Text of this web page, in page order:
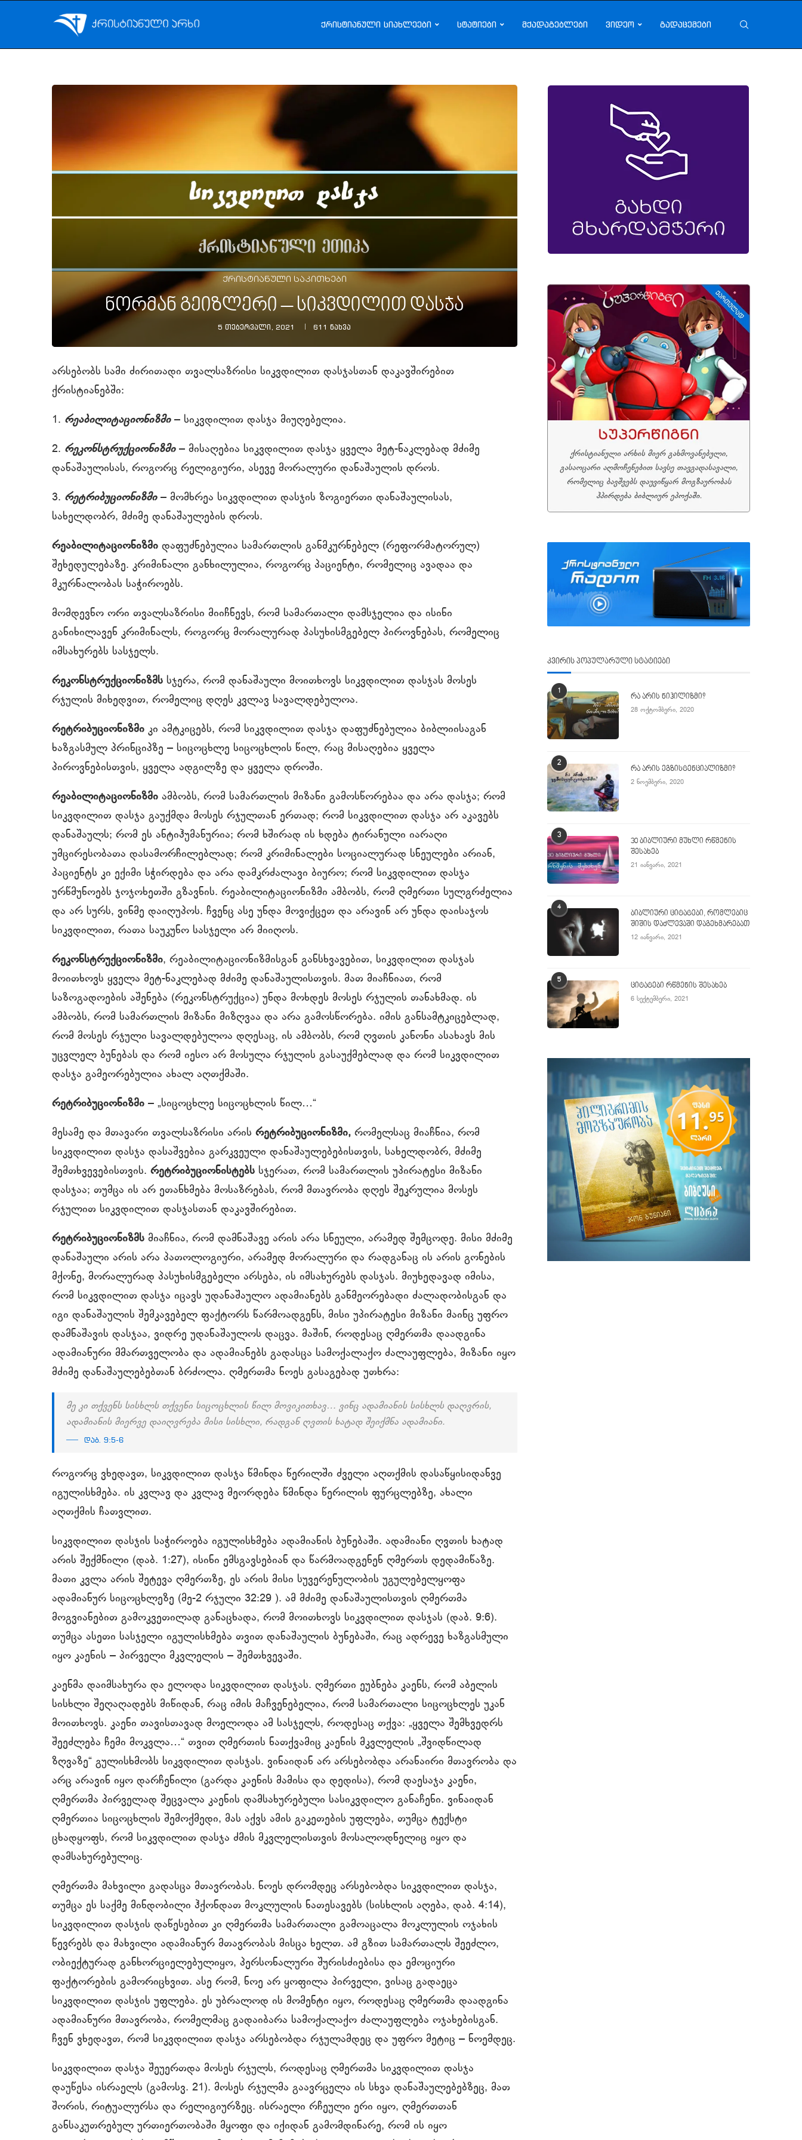
ქრისტიანული სიახლეები სტატიები მქადაგებლები ვიდეო გადაცემები
ქრისტიანული საკითხები
ნორმან გეიზლერი – სიკვდილით დასჯა
5 თებერვალი, 2021 611 ნახვა
არსებობს სამი ძირითადი თვალსაზრისი სიკვდილით დასჯასთან დაკავშირებით
ქრისტიანებში:
1. რეაბილიტაციონიზმი– სიკვდილით დასჯა მიუღებელია.
2. რეკონსტრუქციონიზმი– მისაღებია სიკვდილით დასჯა ყველა მეტ-ნაკლებად მძიმე
დანაშაულისას, როგორც რელიგიური, ასევე მორალური დანაშაულის დროს.
3. რეტრიბუციონიზმი – მომხრეა სიკვდილით დასჯის ზოგიერთი დანაშაულისას,
სახელდობრ, მძიმე დანაშაულების დროს.
რეაბილიტაციონიზმი დაფუძნებულია სამართლის განმკურნებელ (რეფორმატორულ)
შეხედულებაზე. კრიმინალი განხილულია, როგორც პაციენტი, რომელიც ავადაა და
მკურნალობას საჭიროებს.
მომდევნო ორი თვალსაზრისი მიიჩნევს, რომ სამართალი დამსჯელია და ისინი
განიხილავენ კრიმინალს, როგორც მორალურად პასუხისმგებელ პიროვნებას, რომელიც
იმსახურებს სასჯელს.
რეკონსტრუქციონიზმს სჯერა, რომ დანაშაული მოითხოვს სიკვდილით დასჯას მოსეს
რჯულის მიხედვით, რომელიც დღეს კვლავ სავალდებულოა.
რეტრიბუციონიზმი კი ამტკიცებს, რომ სიკვდილით დასჯა დაფუძნებულია ბიბლიისაგან
ხაზგასმულ პრინციპზე – სიცოცხლე სიცოცხლის წილ, რაც მისაღებია ყველა
პიროვნებისთვის, ყველა ადგილზე და ყველა დროში.
რეაბილიტაციონიზმი ამბობს, რომ სამართლის მიზანი გამოსწორებაა და არა დასჯა; რომ
სიკვდილით დასჯა გაუქმდა მოსეს რჯულთან ერთად; რომ სიკვდილით დასჯა არ აკავებს
დანაშაულს; რომ ეს ანტიჰუმანურია; რომ ხშირად ის ხდება ტირანული იარაღი
უმცირესობათა დასამორჩილებლად; რომ კრიმინალები სოციალურად სნეულები არიან,
პაციენტს კი ექიმი სჭირდება და არა დამკრძალავი ბიურო; რომ სიკვდილით დასჯა
ურწმუნოებს ჯოჯოხეთში გზავნის. რეაბილიტაციონიზმი ამბობს, რომ ღმერთი სულგრძელია
და არ სურს, ვინმე დაიღუპოს. ჩვენც ასე უნდა მოვიქცეთ და არავინ არ უნდა დაისაჯოს
სიკვდილით, რათა საუკუნო სასჯელი არ მიიღოს.
რეკონსტრუქციონიზმი, რეაბილიტაციონიზმისგან განსხვავებით, სიკვდილით დასჯას
მოითხოვს ყველა მეტ-ნაკლებად მძიმე დანაშაულისთვის. მათ მიაჩნიათ, რომ
საზოგადოების აშენება (რეკონსტრუქცია) უნდა მოხდეს მოსეს რჯულის თანახმად. ის
ამბობს, რომ სამართლის მიზანი მიზღვაა და არა გამოსწორება. იმის განსამტკიცებლად,
რომ მოსეს რჯული სავალდებულოა დღესაც, ის ამბობს, რომ ღვთის კანონი ასახავს მის
უცვლელ ბუნებას და რომ იესო არ მოსულა რჯულის გასაუქმებლად და რომ სიკვდილით
დასჯა გამეორებულია ახალ აღთქმაში.
რეტრიბუციონიზმი – „სიცოცხლე სიცოცხლის წილ…“
მესამე და მთავარი თვალსაზრისი არის რეტრიბუციონიზმი, რომელსაც მიაჩნია, რომ
სიკვდილით დასჯა დასაშვებია გარკვეული დანაშაულებებისთვის, სახელდობრ, მძიმე
შემთხვევებისთვის. რეტრიბუციონისტებს სჯერათ, რომ სამართლის უპირატესი მიზანი
დასჯაა; თუმცა ის არ ეთანხმება მოსაზრებას, რომ მთავრობა დღეს შეკრულია მოსეს
რჯულით სიკვდილით დასჯასთან დაკავშირებით.
რეტრიბუციონიზმს მიაჩნია, რომ დამნაშავე არის არა სნეული, არამედ შემცოდე. მისი მძიმე
დანაშაული არის არა პათოლოგიური, არამედ მორალური და რადგანაც ის არის გონების
მქონე, მორალურად პასუხისმგებელი არსება, ის იმსახურებს დასჯას. მიუხედავად იმისა,
რომ სიკვდილით დასჯა იცავს უდანაშაულო ადამიანებს განმეორებადი ძალადობისგან და
იგი დანაშაულის შემკავებელ ფაქტორს წარმოადგენს, მისი უპირატესი მიზანი მაინც უფრო
დამნაშავის დასჯაა, ვიდრე უდანაშაულოს დაცვა. მაშინ, როდესაც ღმერთმა დაადგინა
ადამიანური მმართველობა და ადამიანებს გადასცა სამოქალაქო ძალაუფლება, მიზანი იყო
მძიმე დანაშაულებებთან ბრძოლა. ღმერთმა ნოეს გასაგებად უთხრა:
მე კი თქვენს სისხლს თქვენი სიცოცხლის წილ მოვიკითხავ… ვინც ადამიანის სისხლს დაღვრის,
ადამიანის მიერვე დაიღვრება მისი სისხლი, რადგან ღვთის ხატად შეიქმნა ადამიანი.
დაბ. 9:5-6
როგორც ვხედავთ, სიკვდილით დასჯა წმინდა წერილში ძველი აღთქმის დასაწყისიდანვე
იგულისხმება. ის კვლავ და კვლავ მეორდება წმინდა წერილის ფურცლებზე, ახალი
აღთქმის ჩათვლით.
სიკვდილით დასჯის საჭიროება იგულისხმება ადამიანის ბუნებაში. ადამიანი ღვთის ხატად
არის შექმნილი (დაბ. 1:27), ისინი ემსგავსებიან და წარმოადგენენ ღმერთს დედამიწაზე.
მათი კვლა არის შეტევა ღმერთზე, ეს არის მისი სუვერენულობის უგულებელყოფა
ადამიანურ სიცოცხლეზე (მე-2 რჯული 32:29 ). ამ მძიმე დანაშაულისთვის ღმერთმა
მოგვიანებით გამოკვეთილად განაცხადა, რომ მოითხოვს სიკვდილით დასჯას (დაბ. 9:6).
თუმცა ასეთი სასჯელი იგულისხმება თვით დანაშაულის ბუნებაში, რაც ადრევე ხაზგასმული
იყო კაენის – პირველი მკვლელის – შემთხვევაში.
კაენმა დაიმსახურა და ელოდა სიკვდილით დასჯას. ღმერთი ეუბნება კაენს, რომ აბელის
სისხლი შეღაღადებს მიწიდან, რაც იმის მაჩვენებელია, რომ სამართალი სიცოცხლეს უკან
მოითხოვს. კაენი თავისთავად მოელოდა ამ სასჯელს, როდესაც თქვა: „ყველა შემხვედრს
შეეძლება ჩემი მოკვლა…“ თვით ღმერთის ნათქვამიც კაენის მკვლელის „შვიდწილად
ზღვაზე“ გულისხმობს სიკვდილით დასჯას. ვინაიდან არ არსებობდა არანაირი მთავრობა და
არც არავინ იყო დარჩენილი (გარდა კაენის მამისა და დედისა), რომ დაესაჯა კაენი,
ღმერთმა პირველად შეცვალა კაენის დამსახურებული სასიკვდილო განაჩენი. ვინაიდან
ღმერთია სიცოცხლის შემოქმედი, მას აქვს ამის გაკეთების უფლება, თუმცა ტექსტი
ცხადყოფს, რომ სიკვდილით დასჯა ძმის მკვლელისთვის მოსალოდნელიც იყო და
დამსახურებულიც.
ღმერთმა მახვილი გადასცა მთავრობას. ნოეს დრომდეც არსებობდა სიკვდილით დასჯა,
თუმცა ეს საქმე მინდობილი ჰქონდათ მოკლულის ნათესავებს (სისხლის აღება, დაბ. 4:14),
სიკვდილით დასჯის დაწესებით კი ღმერთმა სამართალი გამოაცალა მოკლულის ოჯახის
წევრებს და მახვილი ადამიანურ მთავრობას მისცა ხელთ. ამ გზით სამართალს შეეძლო,
ობიექტურად განხორციელებულიყო, პერსონალური შურისძიებისა და ემოციური
ფაქტორების გამორიცხვით. ასე რომ, ნოე არ ყოფილა პირველი, ვისაც გადაეცა
სიკვდილით დასჯის უფლება. ეს უბრალოდ ის მომენტი იყო, როდესაც ღმერთმა დაადგინა
ადამიანური მთავრობა, რომელმაც გადაიბარა სამოქალაქო ძალაუფლება ოჯახებისგან.
ჩვენ ვხედავთ, რომ სიკვდილით დასჯა არსებობდა რჯულამდეც და უფრო მეტიც – ნოემდეც.
სიკვდილით დასჯა შეუერთდა მოსეს რჯულს, როდესაც ღმერთმა სიკვდილით დასჯა
დაუწესა ისრაელს (გამოსვ. 21). მოსეს რჯულმა გაავრცელა ის სხვა დანაშაულებებზეც, მათ
შორის, რიტუალურსა და რელიგიურზეც. ისრაელი რჩეული ერი იყო, ღმერთთან
განსაკუთრებულ ურთიერთობაში მყოფი და იქიდან გამომდინარე, რომ ის იყო
კვირის პოპულარული სტატიები
1
რა არის ნიჰილიზმი?
28 ოქტომბერი, 2020
2
რა არის ეგზისტენციალიზმი?
2 ნოემბერი, 2020
3
30 ბიბლიური მუხლი რწმენის
შესახებ
21 იანვარი, 2021
4
ბიბლიური ციტატები, რომლებიც
შიშის დაძლევაში დაგეხმარებათ
12 იანვარი, 2021
5
ციტატები რწმენის შესახებ
6 სექტემბერი, 2021